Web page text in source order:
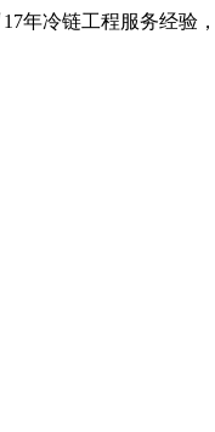
17年冷链工程服务经验